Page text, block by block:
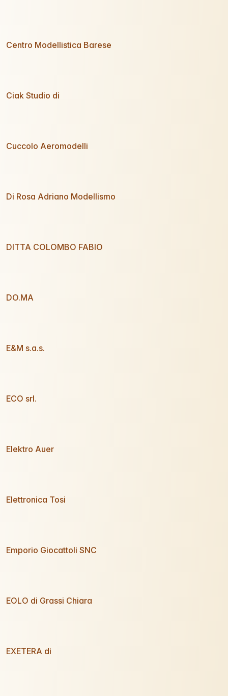
Centro Modellistica Barese
Ciak Studio di
Cuccolo Aeromodelli
Di Rosa Adriano Modellismo
DITTA COLOMBO FABIO
DO.MA
E&M s.a.s.
ECO srl.
Elektro Auer
Elettronica Tosi
Emporio Giocattoli SNC
EOLO di Grassi Chiara
EXETERA di